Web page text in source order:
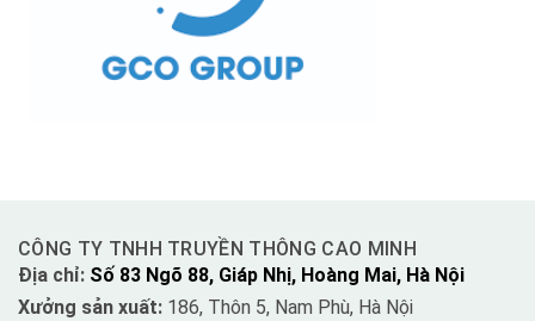
CÔNG TY TNHH TRUYỀN THÔNG CAO MINH
Địa chỉ: Số 83 Ngõ 88, Giáp Nhị, Hoàng Mai, Hà Nội
Xưởng sản xuất: 186, Thôn 5, Nam Phù, Hà Nội